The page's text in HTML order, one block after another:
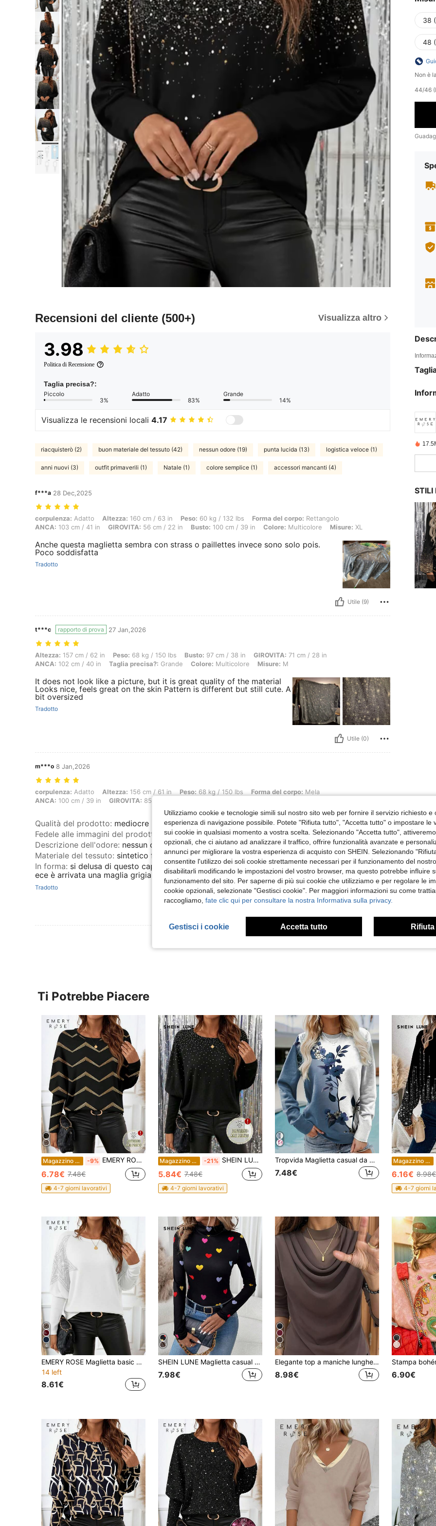
Recensioni del cliente (500+) Visualizza altro
3.98
Politica di Recensione
Taglia precisa?:
Piccolo
3%
Adatto
83%
Grande
14%
Visualizza le recensioni locali 4.17
riacquisterò (2) buon materiale del tessuto (42) nessun odore (19) punta lucida (13) logistica veloce (1)
anni nuovi (3) outfit primaverili (1) Natale (1) colore semplice (1) accessori mancanti (4)
f***a 28 Dec,2025
corpulenza: Adatto, Altezza: 160 cm / 63 in, Peso: 60 kg / 132 lbs, Forma del corpo: Rettangolo, ANCA: 103 cm / 41 in, GIROVITA: 56 cm / 22 in,
corpulenza: Adatto Altezza: 160 cm / 63 in Peso: 60 kg / 132 lbs Forma del corpo: Rettangolo
ANCA: 103 cm / 41 in GIROVITA: 56 cm / 22 in Busto: 100 cm / 39 in Colore: Multicolore Misure: XL
Anche questa maglietta sembra con strass o paillettes invece sono solo pois.
Poco soddisfatta
Tradotto
Utile (9)
t***c rapporto di prova 27 Jan,2026
Altezza: 157 cm / 62 in, Peso: 68 kg / 150 lbs, Busto: 97 cm / 38 in, GIROVITA: 71 cm / 28 in, ANCA: 102 cm / 40 in, Taglia precisa?: Grande, Colore:
Altezza: 157 cm / 62 in Peso: 68 kg / 150 lbs Busto: 97 cm / 38 in GIROVITA: 71 cm / 28 in
ANCA: 102 cm / 40 in Taglia precisa?: Grande Colore: Multicolore Misure: M
It does not look like a picture, but it is great quality of the material
Looks nice, feels great on the skin Pattern is different but still cute. A
bit oversized
Tradotto
Utile (0)
m***o 8 Jan,2026
corpulenza: Adatto, Altezza: 156 cm / 61 in, Peso: 68 kg / 150 lbs, Forma del corpo: Mela, ANCA: 100 cm / 39 in, GIROVITA: 85 cm / 33 in, Busto: 104
corpulenza: Adatto Altezza: 156 cm / 61 in Peso: 68 kg / 150 lbs Forma del corpo: Mela
ANCA: 100 cm / 39 in GIROVITA: 85 cm / 33 in
Qualità del prodotto: mediocre
Fedele alle immagini del prodotto
no
Descrizione dell'odore: nessun odore
Materiale del tessuto: sintetico freddo
In forma: si delusa di questo capo mi aspettavo una maglia luccicante argento, inv
ece è arrivata una maglia grigia stampata , la foto è ingannevole
Tradotto
Visualizza Altre Recensioni
38
48
Non è
44/46
STILI
Ti Potrebbe Piacere
Magazzino EU -9% EMERY ROSE Maglietta casual a maniche lunghe da donna con collo rotondo, maniche a pipistrello geometriche, minimalista, con paillettes imitate, adatta per feste, grafiche, casual, autunno/inverno
6.78€ 7.48€
4-7 giorni lavorativi
Magazzino EU -21% SHEIN LUNE Maglietta casual ed elegante a maniche lunghe, minimalista, adatta per l'autunno/inverno
5.84€ 7.48€
4-7 giorni lavorativi
Tropvida Maglietta casual da donna con stampa colorblock, collo rotondo e maniche lunghe, adatta per l'autunno, top da donna per primavera/autunno
7.48€
Magazzino EU
6.16€ 8.98€
4-7 giorni
6
EMERY ROSE Maglietta basic da donna a maniche a pipistrello con strass, colore tinta unita, adatta per autunno/inverno
14 left
8.61€
SHEIN LUNE Maglietta casual da donna a maniche lunghe con collo alto e stampa a cuori, autunnale, casual
7.98€
4
Elegante top a maniche lunghe con doppio volant in rete, casual e versatile, adatto per autunno/inverno e vacanze primaverili
8.98€ 6.90€
Utilizziamo cookie e tecnologie simili sul nostro sito web per fornire il servizio richiesto e
esperienza di navigazione possibile. Potete "Rifiuta tutto", "Accetta tutto" o impostare le
sui cookie in qualsiasi momento a vostra scelta. Selezionando "Accetta tutto",
opzionali, che ci aiutano ad analizzare il traffico, offrire funzionalità avanzate e
annunci per migliorare la vostra esperienza di acquisto con SHEIN. Selezionando
consentite l'utilizzo dei soli cookie strettamente necessari per il funzionamento del
disabilitarli modificando le impostazioni del vostro browser, ma questo potrebbe influire
funzionamento del sito. Per saperne di più sui cookie che utilizziamo e per regolare le
cookie opzionali, selezionate "Gestisci cookie". Per maggiori informazioni su come
raccogliamo, fate clic qui per consultare la nostra Informativa sulla privacy.
Gestisci i cookie Accetta tutto